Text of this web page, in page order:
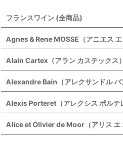
フランスワイン (全商品)
Agnes & Rene MOSSE（アニエス エ
Alain Cartex（アラン カステックス）
Alexandre Bain（アレクサンドル バ
Alexis Porteret（アレクシス ポルテ
Alice et Olivier de Moor（アリス エ